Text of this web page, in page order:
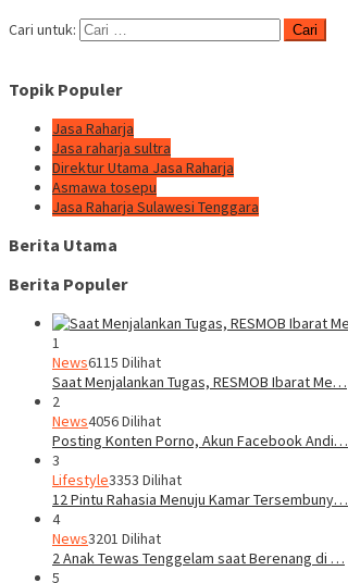
Cari untuk:
Topik Populer
Jasa Raharja
Jasa raharja sultra
Direktur Utama Jasa Raharja
Asmawa tosepu
Jasa Raharja Sulawesi Tenggara
Berita Utama
Berita Populer
1
News6115 Dilihat
Saat Menjalankan Tugas, RESMOB Ibarat Me…
2
News4056 Dilihat
Posting Konten Porno, Akun Facebook Andi…
3
Lifestyle3353 Dilihat
12 Pintu Rahasia Menuju Kamar Tersembuny…
4
News3201 Dilihat
2 Anak Tewas Tenggelam saat Berenang di …
5